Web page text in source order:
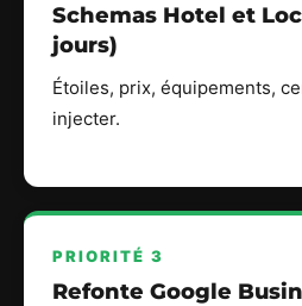
Schemas Hotel et
jours)
Étoiles, prix, équipements,
injecter.
PRIORITÉ 3
Refonte Google